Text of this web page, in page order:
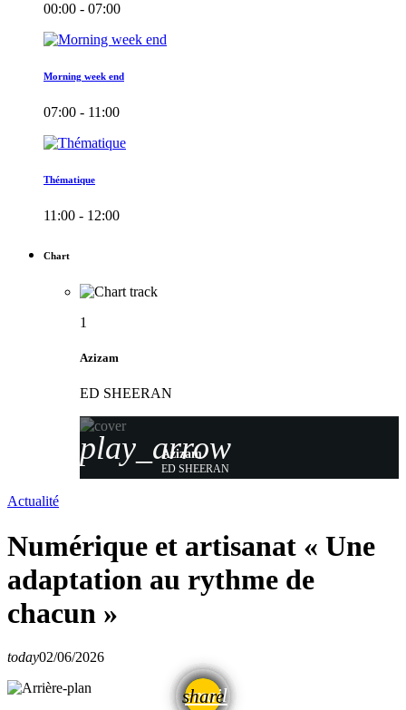
00:00 - 07:00
Morning week end
07:00 - 11:00
Thématique
11:00 - 12:00
Chart
1
Azizam
ED SHEERAN
play_arrow
Azizam
ED SHEERAN
Actualité
Numérique et artisanat « Une
adaptation au rythme de
chacun »
today02/06/2026
share
email